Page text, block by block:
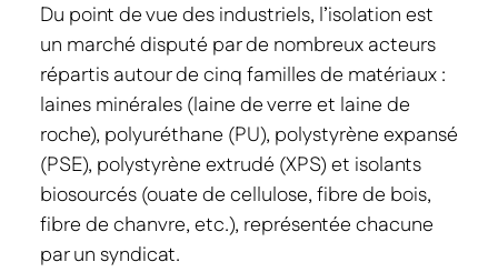
Du point de vue des industriels, l’isolation est
un marché disputé par de nombreux acteurs
répartis autour de cinq familles de matériaux :
laines minérales (laine de verre et laine de
roche), polyuréthane (PU), polystyrène expansé
(PSE), polystyrène extrudé (XPS) et isolants
biosourcés (ouate de cellulose, fibre de bois,
fibre de chanvre, etc.), représentée chacune
par un syndicat.